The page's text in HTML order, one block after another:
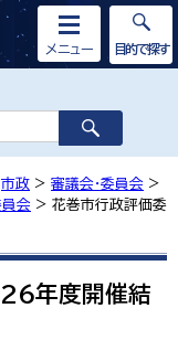
メニュー 目的で探す
市政 > 審議会・委員会 >
会 > 花巻市行政評価委
26年度開催結